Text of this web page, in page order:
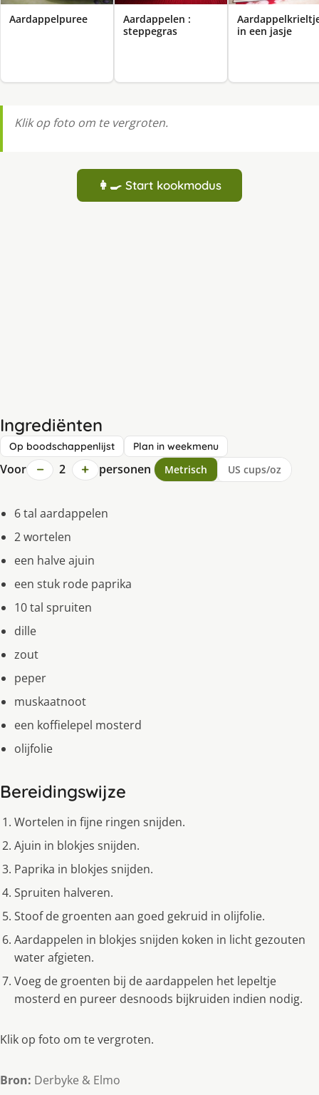
Aardappelpuree
Aardappelen :
steppegras
in een jasje
Klik op foto om te vergroten.
👩‍🍳 Start kookmodus
Ingrediënten
Op boodschappenlijst Plan in weekmenu
Voor − 2 + personen Metrisch US cups/oz
6 tal aardappelen
2 wortelen
een halve ajuin
een stuk rode paprika
10 tal spruiten
dille
zout
peper
muskaatnoot
een koffielepel mosterd
olijfolie
Bereidingswijze
Wortelen in fijne ringen snijden.
Ajuin in blokjes snijden.
Paprika in blokjes snijden.
Spruiten halveren.
Stoof de groenten aan goed gekruid in olijfolie.
Aardappelen in blokjes snijden koken in licht gezouten
water afgieten.
Voeg de groenten bij de aardappelen het lepeltje
mosterd en pureer desnoods bijkruiden indien nodig.
Klik op foto om te vergroten.
Bron: Derbyke & Elmo